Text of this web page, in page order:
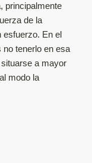
principalmente
de la
esfuerzo. En el
tenerlo en esa
a mayor
modo la